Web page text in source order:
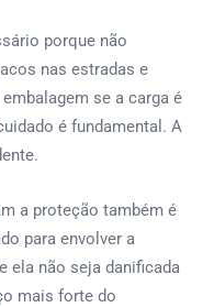
porque não
nas estradas e
se a carga é
é fundamental. A
a proteção também é
para envolver a
ela não seja danificada
mais forte do